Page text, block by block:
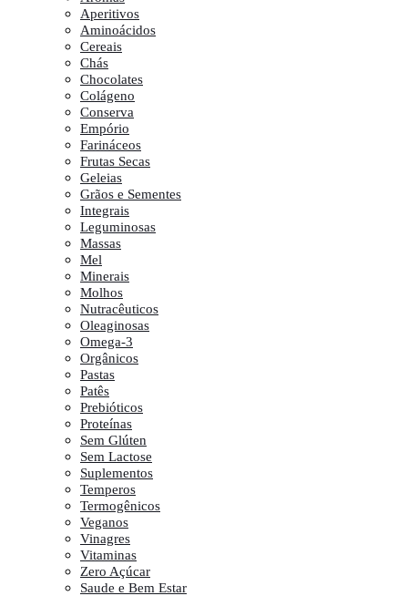
Aperitivos
Aminoácidos
Cereais
Chás
Chocolates
Colágeno
Conserva
Empório
Farináceos
Frutas Secas
Geleias
Grãos e Sementes
Integrais
Leguminosas
Massas
Mel
Minerais
Molhos
Nutracêuticos
Oleaginosas
Omega-3
Orgânicos
Pastas
Patês
Prebióticos
Proteínas
Sem Glúten
Sem Lactose
Suplementos
Temperos
Termogênicos
Veganos
Vinagres
Vitaminas
Zero Açúcar
Saude e Bem Estar